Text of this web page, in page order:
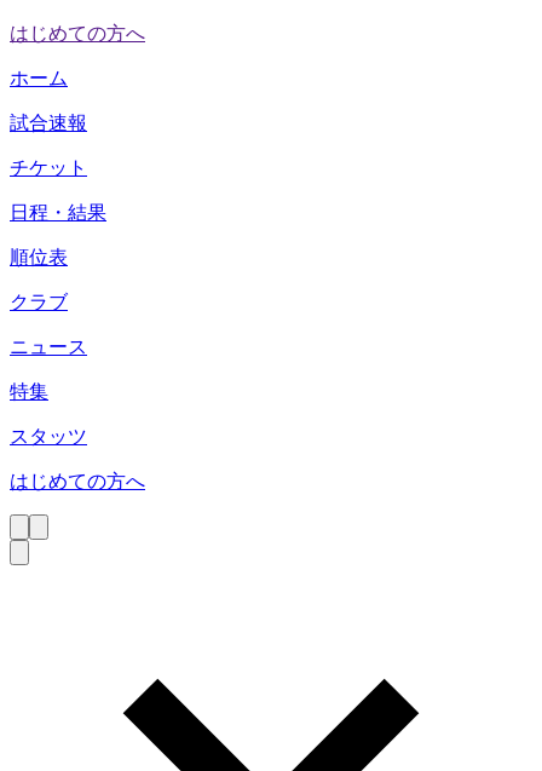
はじめての方へ
ホーム
試合速報
チケット
日程・結果
順位表
クラブ
ニュース
特集
スタッツ
はじめての方へ